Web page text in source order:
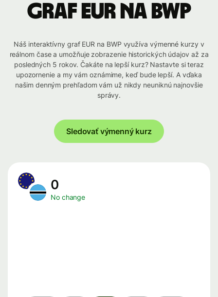
graf EUR na BWP
Náš interaktívny graf EUR na BWP využíva výmenné kurzy v
reálnom čase a umožňuje zobrazenie historických údajov až za
posledných 5 rokov. Čakáte na lepší kurz? Nastavte si teraz
upozornenie a my vám oznámime, keď bude lepší. A vďaka
našim denným prehľadom vám už nikdy neuniknú najnovšie
správy.
Sledovať výmenný kurz
0
No change